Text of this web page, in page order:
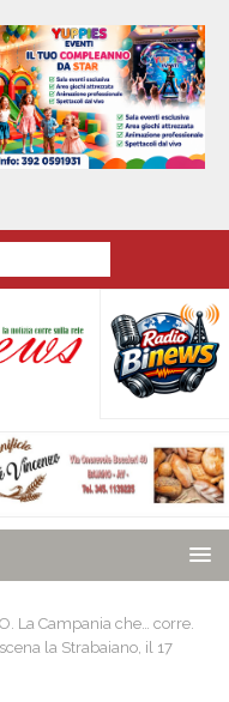
La Campania che… corre.
la Strabaiano, il 17